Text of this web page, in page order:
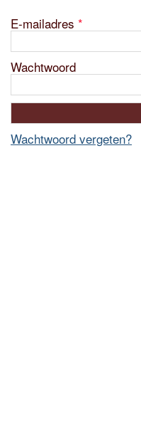
E-mailadres *
Wachtwoord
Wachtwoord vergeten?